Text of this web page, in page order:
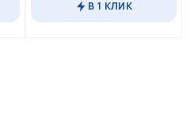
В 1 КЛИК